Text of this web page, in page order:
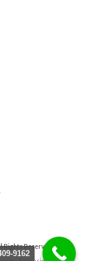
Rights Reserved.
9162